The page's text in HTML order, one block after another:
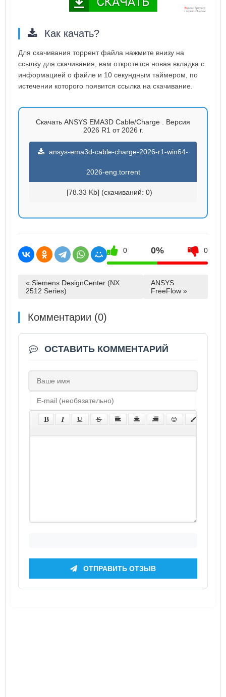
Как качать?
Для скачивания торрент файла нажмите внизу на
ссылку для скачивания, вам откротется новая вкладка с
информацией о файле и 10 секундным таймером, по
истечении которого появится ссылка на скачивание.
Скачать ANSYS EMA3D Cable/Charge . Версия
2026 R1 от 2026 г.
ansys-ema3d-cable-charge-2026-r1-win64-
2026-eng.torrent
[78.33 Kb] (cкачиваний: 0)
0 0% 0
« Siemens DesignCenter (NX
2512 Series)
ANSYS
FreeFlow »
Комментарии (0)
ОСТАВИТЬ КОММЕНТАРИЙ
ОТПРАВИТЬ ОТЗЫВ